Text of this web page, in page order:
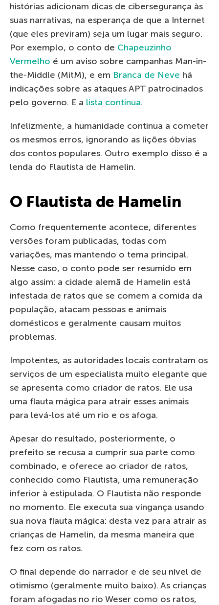
histórias adicionam dicas de cibersegurança às
suas narrativas, na esperança de que a Internet
(que eles previram) seja um lugar mais seguro.
Por exemplo, o conto de Chapeuzinho
Vermelho é um aviso sobre campanhas Man-in-
the-Middle (MitM), e em Branca de Neve há
indicações sobre as ataques APT patrocinados
pelo governo. E a lista continua.
Infelizmente, a humanidade continua a cometer
os mesmos erros, ignorando as lições óbvias
dos contos populares. Outro exemplo disso é a
lenda do Flautista de Hamelin.
O Flautista de Hamelin
Como frequentemente acontece, diferentes
versões foram publicadas, todas com
variações, mas mantendo o tema principal.
Nesse caso, o conto pode ser resumido em
algo assim: a cidade alemã de Hamelin está
infestada de ratos que se comem a comida da
população, atacam pessoas e animais
domésticos e geralmente causam muitos
problemas.
Impotentes, as autoridades locais contratam os
serviços de um especialista muito elegante que
se apresenta como criador de ratos. Ele usa
uma flauta mágica para atrair esses animais
para levá-los até um rio e os afoga.
Apesar do resultado, posteriormente, o
prefeito se recusa a cumprir sua parte como
combinado, e oferece ao criador de ratos,
conhecido como Flautista, uma remuneração
inferior à estipulada. O Flautista não responde
no momento. Ele executa sua vingança usando
sua nova flauta mágica: desta vez para atrair as
crianças de Hamelin, da mesma maneira que
fez com os ratos.
O final depende do narrador e de seu nível de
otimismo (geralmente muito baixo). As crianças
foram afogadas no rio Weser como os ratos,